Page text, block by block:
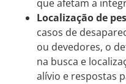
que afetam a
Localização de
casos de
ou devedores, o
na busca e
alívio e respostas